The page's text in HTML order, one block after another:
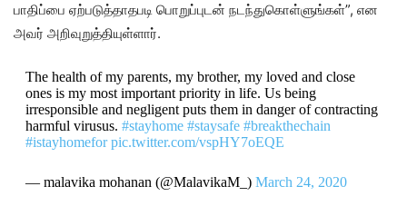
பாதிப்பை ஏற்படுத்தாதபடி பொறுப்புடன் நடந்துகொள்ளுங்கள்”, என
அவர் அறிவுறுத்தியுள்ளார்.
The health of my parents, my brother, my loved and close
ones is my most important priority in life. Us being
irresponsible and negligent puts them in danger of contracting
harmful virusus. #stayhome #staysafe #breakthechain
#istayhomefor pic.twitter.com/vspHY7oEQE
— malavika mohanan (@MalavikaM_) March 24, 2020